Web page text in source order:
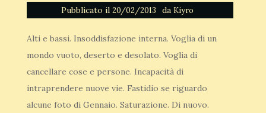
Pubblicato il 20/02/2013 da Kiyro
Alti e bassi. Insoddisfazione interna. Voglia di un
mondo vuoto, deserto e desolato. Voglia di
cancellare cose e persone. Incapacità di
intraprendere nuove vie. Fastidio se riguardo
alcune foto di Gennaio. Saturazione. Di nuovo.